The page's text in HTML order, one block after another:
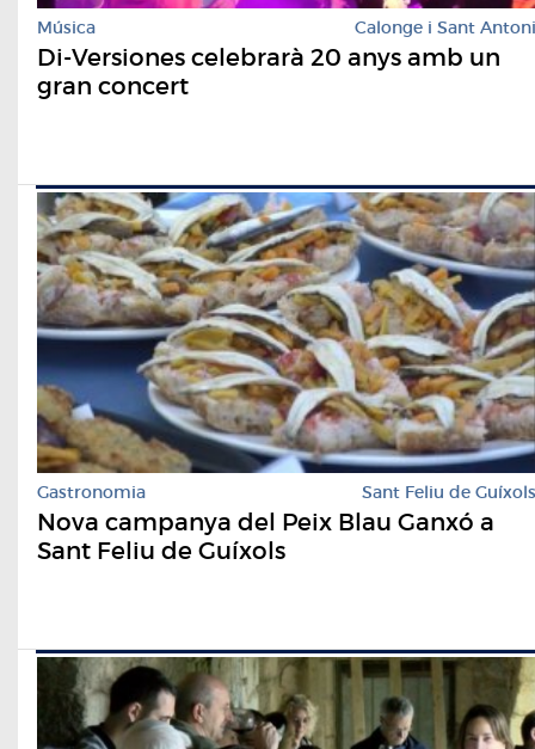
Música Calonge i Sant Antoni
Di-Versiones celebrarà 20 anys amb un
gran concert
Gastronomia Sant Feliu de Guíxols
Nova campanya del Peix Blau Ganxó a
Sant Feliu de Guíxols